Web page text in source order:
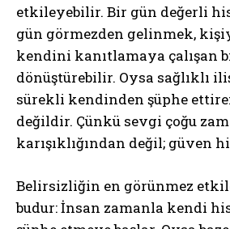
etkileyebilir. Bir gün değerli
gün görmezden gelinmek,
kendini kanıtlamaya çalışan
dönüştürebilir. Oysa sağlıklı
sürekli kendinden şüphe
değildir. Çünkü sevgi çoğu
karışıklığından değil; güven
Belirsizliğin en görünmez
budur: İnsan zamanla kendi